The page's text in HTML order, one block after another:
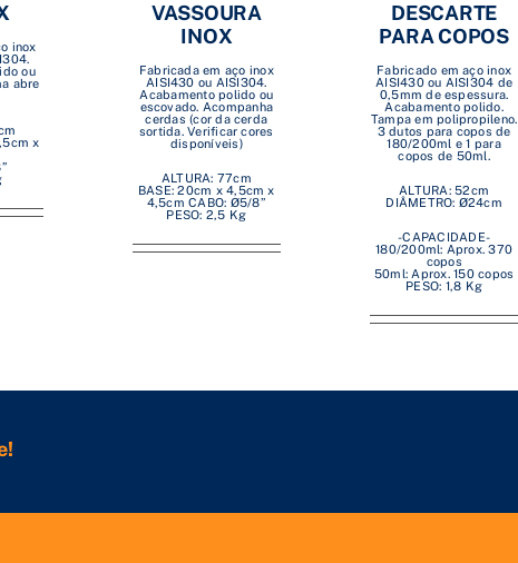
inox
ou
abre
x
VASSOURA
INOX
Fabricada em aço inox
AISI430 ou AISI304.
Acabamento polido ou
escovado. Acompanha
cerdas (cor da cerda
sortida. Verificar cores
disponíveis)
ALTURA: 77cm
BASE: 20cm x 4,5cm x
4,5cm CABO: Ø5/8”
PESO: 2,5 Kg
DESCARTE
PARA COPOS
Fabricado em aço inox
AISI430 ou AISI304 de
0,5mm de espessura.
Acabamento polido.
Tampa em polipropileno.
3 dutos para copos de
180/200ml e 1 para
copos de 50ml.
ALTURA: 52cm
DIÂMETRO: Ø24cm
-CAPACIDADE-
180/200ml: Aprox. 370
copos
50ml: Aprox. 150 copos
PESO: 1,8 Kg